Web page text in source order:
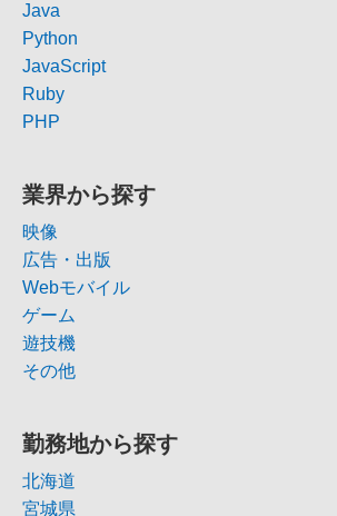
Java
Python
JavaScript
Ruby
PHP
業界から探す
映像
広告・出版
Webモバイル
ゲーム
遊技機
その他
勤務地から探す
北海道
宮城県